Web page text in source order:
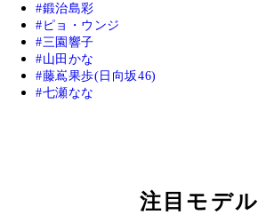
鍛治島彩
ピョ・ウンジ
三園響子
山田かな
藤嶌果歩(日向坂46)
七瀬なな
注目モデル